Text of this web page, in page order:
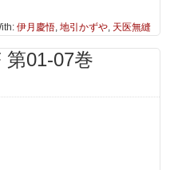
伊月慶悟,地引かずや, 天医無縫
第01-07巻